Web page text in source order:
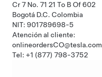
Cr 7 No. 71 21 To B Of 602
Bogotá D.C. Colombia
NIT: 901789698-5
Atención al cliente:
onlineordersCO@tesla.com
Tel: +1 (877) 798-3752